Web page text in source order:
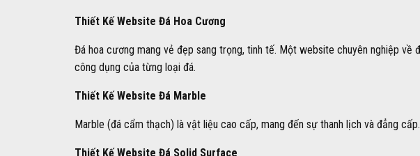
Thiết Kế Website Đá Hoa Cương
Đá hoa cương mang vẻ đẹp sang trọng, tinh tế. Một website chuyên nghiệp
công dụng của từng loại đá.
Thiết Kế Website Đá Marble
Marble (đá cẩm thạch) là vật liệu cao cấp, mang đến sự thanh lịch và đẳng
Thiết Kế Website Đá Solid Surface